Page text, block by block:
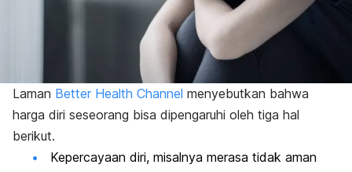
Laman Better Health Channel menyebutkan bahwa
harga diri seseorang bisa dipengaruhi oleh tiga hal
berikut.
Kepercayaan diri, misalnya merasa tidak aman